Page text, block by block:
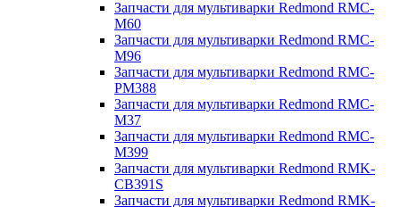
Запчасти для мультиварки Redmond RMC-
M60
Запчасти для мультиварки Redmond RMC-
M96
Запчасти для мультиварки Redmond RMC-
PM388
Запчасти для мультиварки Redmond RMC-
M37
Запчасти для мультиварки Redmond RMC-
M399
Запчасти для мультиварки Redmond RMK-
CB391S
Запчасти для мультиварки Redmond RMK-